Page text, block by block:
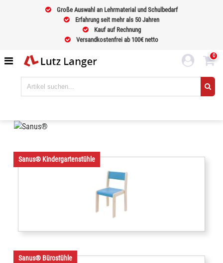
Große Auswahl an Lehrmaterial und Schulbedarf
Erfahrung seit mehr als 50 Jahren
Kauf auf Rechnung
Versandkostenfrei ab 100€ netto
0
Sanus® Kindergartenstühle
Sanus® Bürostühle